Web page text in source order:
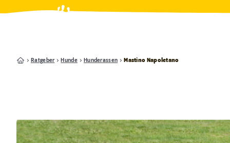
Ratgeber Hunde Hunderassen Mastino Napoletano